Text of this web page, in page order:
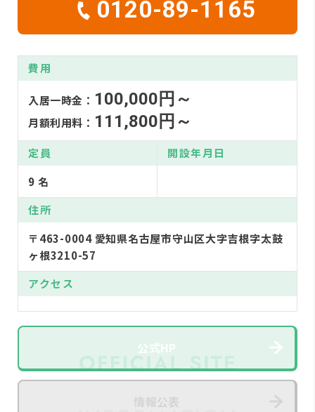
0120-89-1165
費用
入居一時金： 100,000円～
月額利用料： 111,800円～
定員
9 名
開設年月日
住所
〒463-0004 愛知県名古屋市守山区大字吉根字太鼓
ヶ根3210-57
アクセス
公式HP